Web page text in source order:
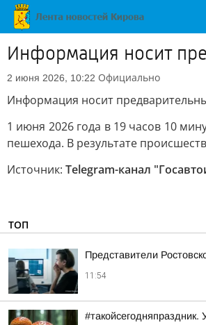
Информация носит
2 июня 2026, 10:22 Официально
Информация носит
1 июня 2026 года в 19 часов 10
пешехода. В результате
Источник: Telegram-канал
ТОП
Представители
11:54
#такойсегодняпраздник.